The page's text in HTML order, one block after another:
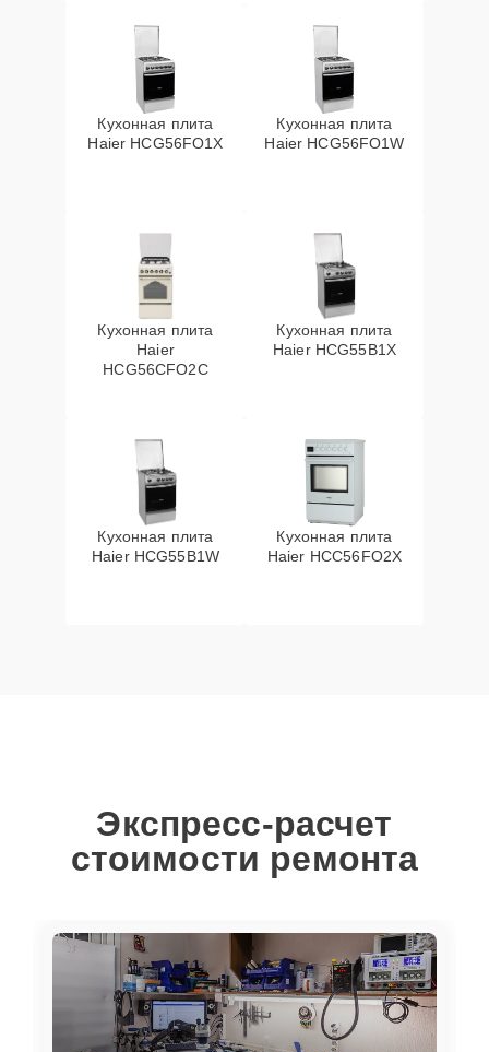
Кухонная плита
Haier HCG56FO1X
Кухонная плита
Haier HCG56FO1W
Кухонная плита
Haier
HCG56CFO2C
Кухонная плита
Haier HCG55B1X
Кухонная плита
Haier HCG55B1W
Кухонная плита
Haier HCC56FO2X
Экспресс-расчет
стоимости ремонта